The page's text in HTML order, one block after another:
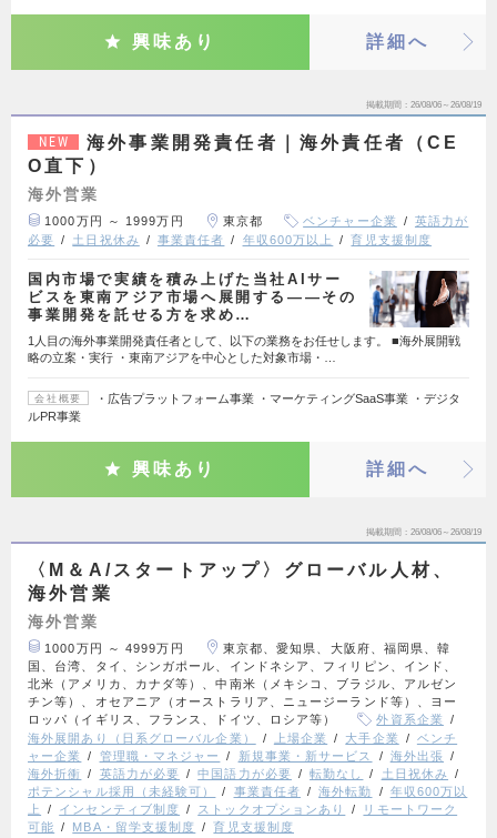
興味あり 詳細へ
掲載期間 26/08/06～26/08/19
NEW
海外事業開発責任者｜海外責任者（CE
O直下）
海外営業
1000万円 ～ 1999万円 東京都 ベンチャー企業
英語力が
必要
土日祝休み 事業責任者 年収600万以上 育児支援制度
国内市場で実績を積み上げた当社AIサー
ビスを東南アジア市場へ展開する——その
事業開発を託せる方を求め…
1人目の海外事業開発責任者として、以下の業務をお任せします。 ■海外展開戦
略の立案・実行 ・東南アジアを中心とした対象市場・…
会社概要
・広告プラットフォーム事業 ・マーケティングSaaS事業 ・デジタ
ルPR事業
興味あり 詳細へ
掲載期間 26/08/06～26/08/19
〈M＆A/スタートアップ〉グローバル人材、
海外営業
海外営業
1000万円 ～ 4999万円
東京都、愛知県、大阪府、福岡県、韓
国、台湾、タイ、シンガポール、インドネシア、フィリピン、インド、
北米（アメリカ、カナダ等）、中南米（メキシコ、ブラジル、アルゼン
チン等）、オセアニア（オーストラリア、ニュージーランド等）、ヨー
ロッパ（イギリス、フランス、ドイツ、ロシア等）
外資系企業
海外展開あり（日系グローバル企業）
上場企業 大手企業
ベンチ
ャー企業
管理職・マネジャー 新規事業・新サービス
海外出張
海外折衝
英語力が必要 中国語力が必要 転勤なし
土日祝休み
ポテンシャル採用（未経験可）
事業責任者 海外転勤
年収600万以
上
インセンティブ制度 ストックオプションあり
リモートワーク
可能
MBA・留学支援制度 育児支援制度